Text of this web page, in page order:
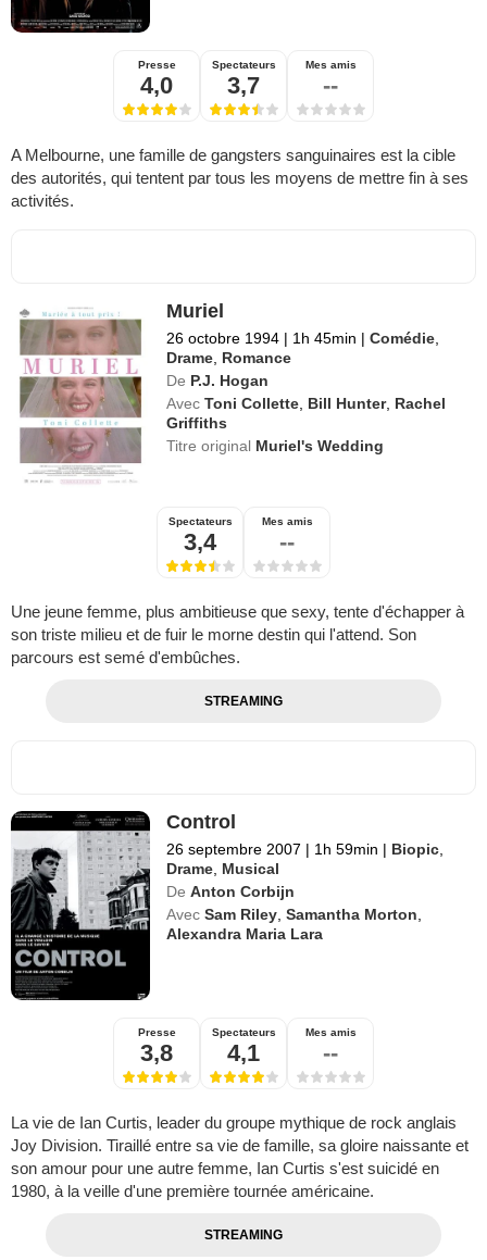
Presse
4,0
Spectateurs
3,7
Mes amis
--
A Melbourne, une famille de gangsters sanguinaires est la cible
des autorités, qui tentent par tous les moyens de mettre fin à ses
activités.
Muriel
26 octobre 1994 | 1h 45min | Comédie
Drame Romance
De P.J. Hogan
Avec Toni Collette Bill Hunter, Rachel
Griffiths
Titre original Muriel's Wedding
Spectateurs
3,4
Mes amis
--
Une jeune femme, plus ambitieuse que sexy, tente d'échapper à
son triste milieu et de fuir le morne destin qui l'attend. Son
parcours est semé d'embûches.
STREAMING
Control
26 septembre 2007 | 1h 59min | Biopic
Drame Musical
De Anton Corbijn
Avec Sam Riley ,Samantha Morton
Alexandra Maria Lara
Presse
3,8
Spectateurs
4,1
Mes amis
--
La vie de Ian Curtis, leader du groupe mythique de rock anglais
Joy Division. Tiraillé entre sa vie de famille, sa gloire naissante et
son amour pour une autre femme, Ian Curtis s'est suicidé en
1980, à la veille d'une première tournée américaine.
STREAMING